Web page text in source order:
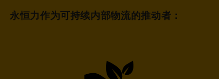
永恒力作为可持续内部物流的推动者：